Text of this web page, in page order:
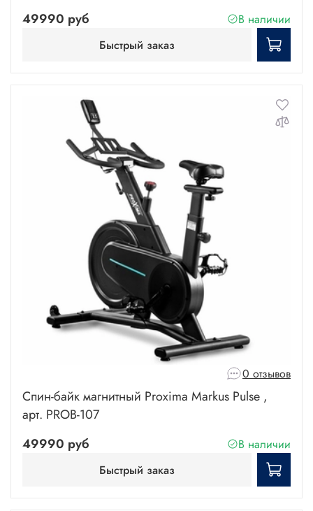
49990 руб
В наличии
Быстрый заказ
0 отзывов
Спин-байк магнитный Proxima Markus Pulse ,
арт. PROB-107
49990 руб
В наличии
Быстрый заказ